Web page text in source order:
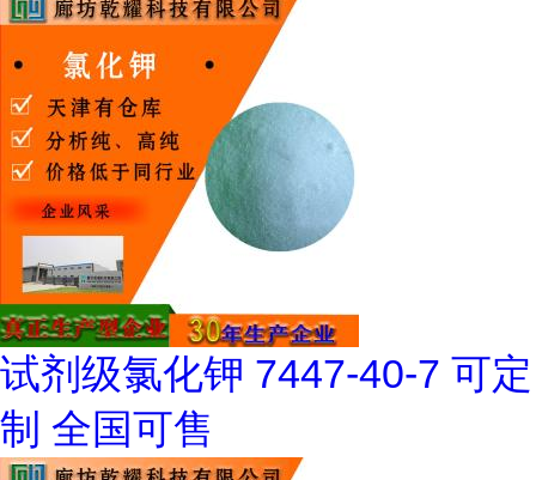
试剂级氯化钾 7447-40-7 可定
制 全国可售